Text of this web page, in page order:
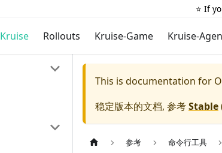
⭐️ If
Kruise Rollouts Kruise-Game Kruise-
This is documentation for
稳定版本的文档, 参考Stable
参考 命令行工具